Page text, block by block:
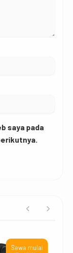
saya pada
Sewa mulai